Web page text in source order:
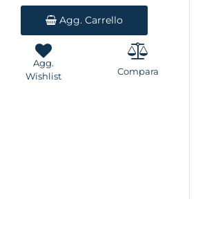
Agg. Carrello
Agg.
Wishlist
Compara